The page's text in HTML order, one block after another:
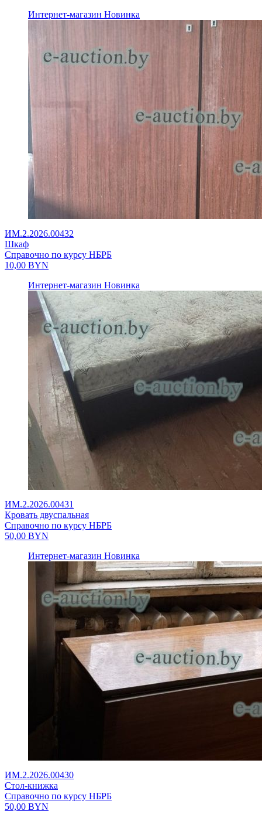
Интернет-магазин Новинка
ИМ.2.2026.00432
Шкаф
Справочно по курсу НБРБ
10,00 BYN
Интернет-магазин Новинка
ИМ.2.2026.00431
Кровать двуспальная
Справочно по курсу НБРБ
50,00 BYN
Интернет-магазин Новинка
ИМ.2.2026.00430
Стол-книжка
Справочно по курсу НБРБ
50,00 BYN